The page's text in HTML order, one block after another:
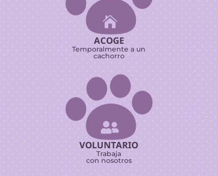

ACOGE
Temporalmente a un
cachorro

VOLUNTARIO
Trabaja
con nosotros